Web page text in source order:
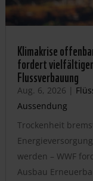
Klimakrise
fordert
Flussverbauung
Aug. 6, 2026 |
Aussendung
Trockenheit
werden – WWF
Ausbau